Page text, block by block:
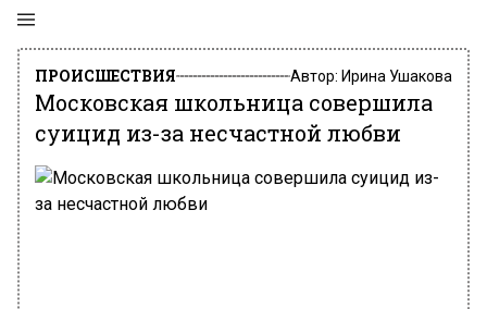
ПРОИСШЕСТВИЯ Автор: Ирина Ушакова
Московская школьница совершила
суицид из-за несчастной любви